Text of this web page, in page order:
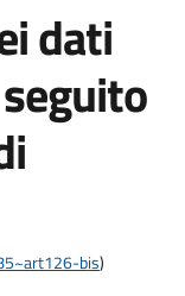
dati
bis)